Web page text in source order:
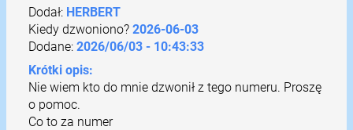
Dodał: HERBERT
Kiedy dzwoniono? 2026-06-03
Dodane: 2026/06/03 - 10:43:33
Krótki opis:
Nie wiem kto do mnie dzwonił z tego numeru. Proszę
o pomoc.
Co to za numer